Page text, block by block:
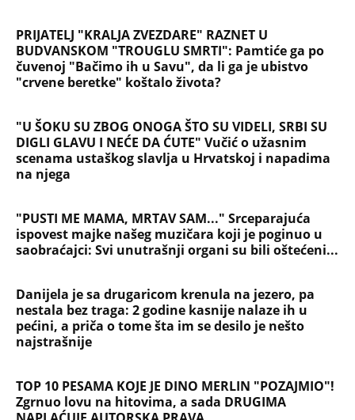
PRIJATELJ "KRALJA ZVEZDARE" RAZNET U
BUDVANSKOM "TROUGLU SMRTI": Pamtiće ga po
čuvenoj "Bačimo ih u Savu", da li ga je ubistvo
"crvene beretke" koštalo života?
"U ŠOKU SU ZBOG ONOGA ŠTO SU VIDELI, SRBI SU
DIGLI GLAVU I NEĆE DA ĆUTE" Vučić o užasnim
scenama ustaškog slavlja u Hrvatskoj i napadima
na njega
"PUSTI ME MAMA, MRTAV SAM..." Srceparajuća
ispovest majke našeg muzičara koji je poginuo u
saobraćajci: Svi unutrašnji organi su bili oštećeni...
Danijela je sa drugaricom krenula na jezero, pa
nestala bez traga: 2 godine kasnije nalaze ih u
pećini, a priča o tome šta im se desilo je nešto
najstrašnije
TOP 10 PESAMA KOJE JE DINO MERLIN "POZAJMIO"!
Zgrnuo lovu na hitovima, a sada DRUGIMA